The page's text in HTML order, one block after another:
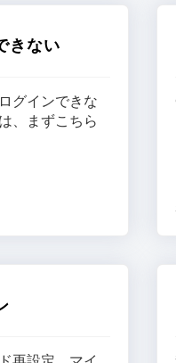
きない
グインできな
、まずこちら